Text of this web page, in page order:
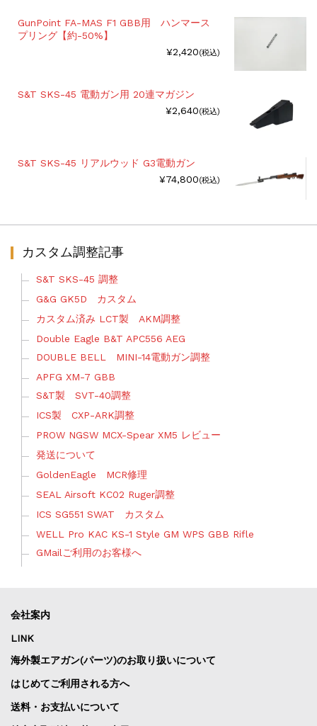
GunPoint FA-MAS F1 GBB用 ハンマース
プリング【約-50%】
¥2,420(税込)
S&T SKS-45 電動ガン用 20連マガジン
¥2,640(税込)
S&T SKS-45 リアルウッド G3電動ガン
¥74,800(税込)
カスタム調整記事
S&T SKS-45 調整
G&G GK5D カスタム
カスタム済み LCT製 AKM調整
Double Eagle B&T APC556 AEG
DOUBLE BELL MINI-14電動ガン調整
APFG XM-7 GBB
S&T製 SVT-40調整
ICS製 CXP-ARK調整
PROW NGSW MCX-Spear XM5 レビュー
発送について
GoldenEagle MCR修理
SEAL Airsoft KC02 Ruger調整
ICS SG551 SWAT カスタム
WELL Pro KAC KS-1 Style GM WPS GBB Rifle
GMailご利用のお客様へ
会社案内
LINK
海外製エアガン(パーツ)のお取り扱いについて
はじめてご利用される方へ
送料・お支払いについて